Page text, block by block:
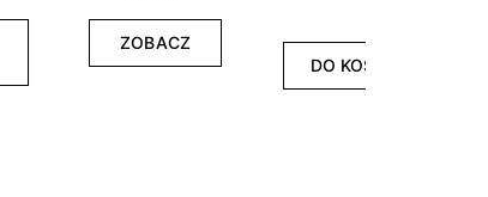
ZOBACZ
DO KOSZYKA